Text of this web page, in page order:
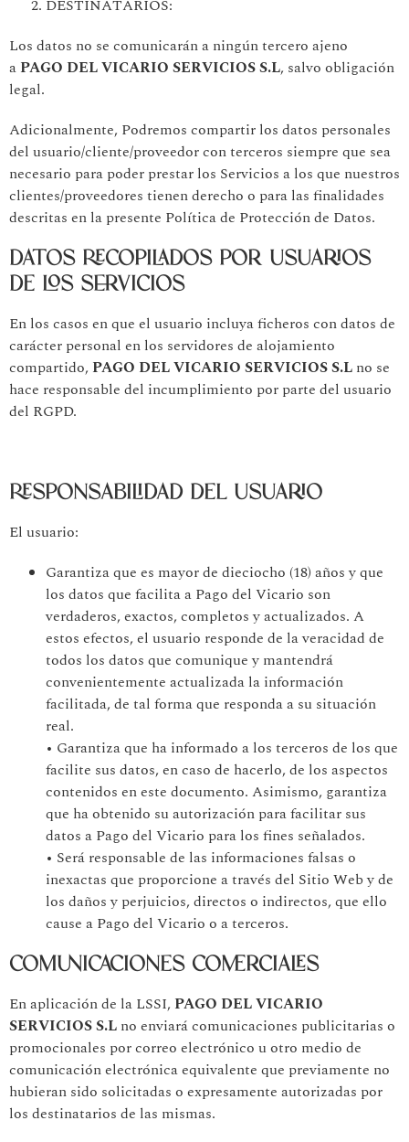
DESTINATARIOS:
Los datos no se comunicarán a ningún tercero ajeno
a PAGO DEL VICARIO SERVICIOS S.L, salvo obligación
legal.
Adicionalmente, Podremos compartir los datos personales
del usuario/cliente/proveedor con terceros siempre que sea
necesario para poder prestar los Servicios a los que nuestros
clientes/proveedores tienen derecho o para las finalidades
descritas en la presente Política de Protección de Datos.
DATOS RECOPILADOS POR USUARIOS
DE LOS SERVICIOS
En los casos en que el usuario incluya ficheros con datos de
carácter personal en los servidores de alojamiento
compartido, PAGO DEL VICARIO SERVICIOS S.L no se
hace responsable del incumplimiento por parte del usuario
del RGPD.
RESPONSABILIDAD DEL USUARIO
El usuario:
Garantiza que es mayor de dieciocho (18) años y que
los datos que facilita a Pago del Vicario son
verdaderos, exactos, completos y actualizados. A
estos efectos, el usuario responde de la veracidad de
todos los datos que comunique y mantendrá
convenientemente actualizada la información
facilitada, de tal forma que responda a su situación
real.
• Garantiza que ha informado a los terceros de los que
facilite sus datos, en caso de hacerlo, de los aspectos
contenidos en este documento. Asimismo, garantiza
que ha obtenido su autorización para facilitar sus
datos a Pago del Vicario para los fines señalados.
• Será responsable de las informaciones falsas o
inexactas que proporcione a través del Sitio Web y de
los daños y perjuicios, directos o indirectos, que ello
cause a Pago del Vicario o a terceros.
COMUNICACIONES COMERCIALES
En aplicación de la LSSI, PAGO DEL VICARIO
SERVICIOS S.L no enviará comunicaciones publicitarias o
promocionales por correo electrónico u otro medio de
comunicación electrónica equivalente que previamente no
hubieran sido solicitadas o expresamente autorizadas por
los destinatarios de las mismas.